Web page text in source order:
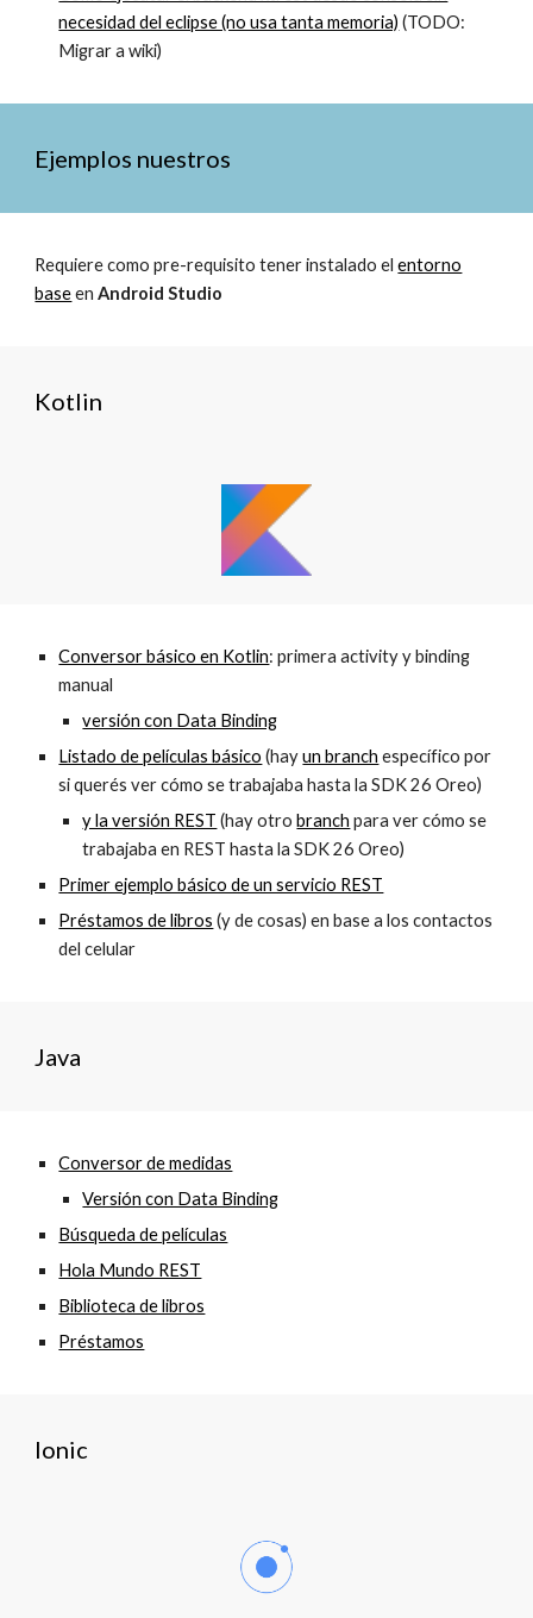
necesidad del eclipse (no usa tanta memoria) (TODO:
Migrar a wiki)
Ejemplos nuestros
Requiere como pre-requisito tener instalado elentorno
baseenAndroid Studio
Kotlin
Conversor básico en Kotlin: primera activity y binding
manual
versión con Data Binding
Listado de películas básico (hayun branch específico por
si querés ver cómo se trabajaba hasta la SDK 26 Oreo)
y la versión REST (hay otrobranch para ver cómo se
trabajaba en REST hasta la SDK 26 Oreo)
Primer ejemplo básico de un servicio REST
Préstamos de libros (y de cosas) en base a los contactos
del celular
Java
Conversor de medidas
Versión con Data Binding
Búsqueda de películas
Hola Mundo REST
Biblioteca de libros
Préstamos
Ionic